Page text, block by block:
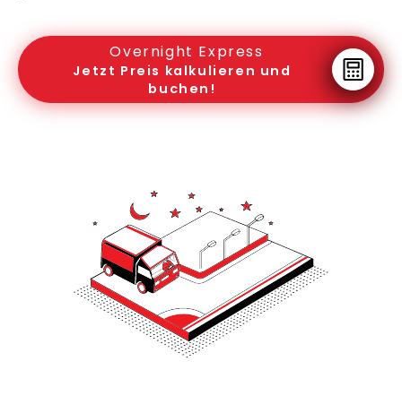
Overnight Express
Jetzt Preis kalkulieren und
buchen!